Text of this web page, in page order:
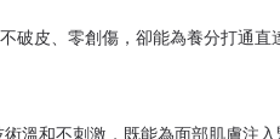
破皮、零創傷，卻能為養分打通
溫和不刺激，既能為面部肌膚注